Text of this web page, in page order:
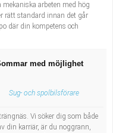
arbeten med hög
rätt standard innan det går
där din kompetens och
med möjlighet
Sug- och spolbilsförare
Vi söker dig som både
din karriär, är du noggrann,